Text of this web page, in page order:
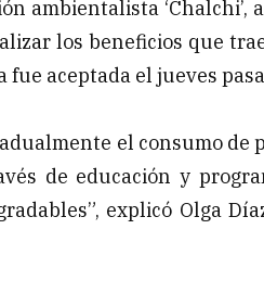
ambientalista ‘Chalchi’,
los beneficios que
aceptada el jueves
el consumo de
de educación y
explicó Olga